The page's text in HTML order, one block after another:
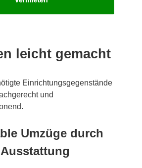
leicht gemacht
Einrichtungsgegenstände
und
Umzüge durch